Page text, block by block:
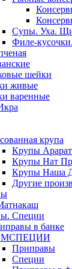
Супы. Уха.
Филе-
шейки
живые
варенные
крупа
Крупы Арарат
Крупы Нат
Крупы Наша
Другие
Специи
в банке
Приправы
Специи